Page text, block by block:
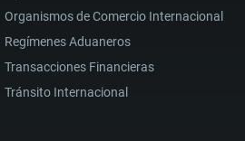
Organismos de Comercio Internacional
Regímenes Aduaneros
Transacciones Financieras
Tránsito Internacional